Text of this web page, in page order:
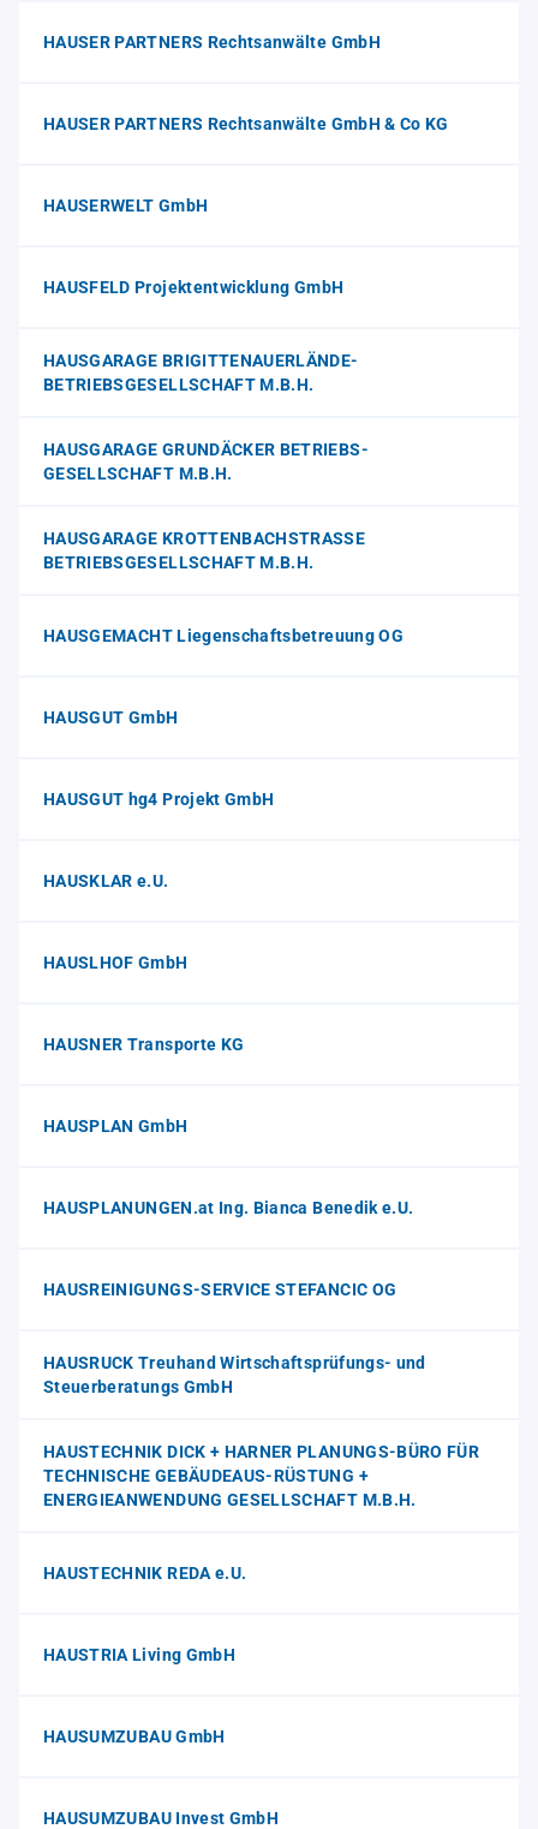
HAUSER PARTNERS Rechtsanwälte GmbH
HAUSER PARTNERS Rechtsanwälte GmbH & Co KG
HAUSERWELT GmbH
HAUSFELD Projektentwicklung GmbH
HAUSGARAGE BRIGITTENAUERLÄNDE-
BETRIEBSGESELLSCHAFT M.B.H.
HAUSGARAGE GRUNDÄCKER BETRIEBS-
GESELLSCHAFT M.B.H.
HAUSGARAGE KROTTENBACHSTRASSE
BETRIEBSGESELLSCHAFT M.B.H.
HAUSGEMACHT Liegenschaftsbetreuung OG
HAUSGUT GmbH
HAUSGUT hg4 Projekt GmbH
HAUSKLAR e.U.
HAUSLHOF GmbH
HAUSNER Transporte KG
HAUSPLAN GmbH
HAUSPLANUNGEN.at Ing. Bianca Benedik e.U.
HAUSREINIGUNGS-SERVICE STEFANCIC OG
HAUSRUCK Treuhand Wirtschaftsprüfungs- und
Steuerberatungs GmbH
HAUSTECHNIK DICK + HARNER PLANUNGS-BÜRO FÜR
TECHNISCHE GEBÄUDEAUS-RÜSTUNG +
ENERGIEANWENDUNG GESELLSCHAFT M.B.H.
HAUSTECHNIK REDA e.U.
HAUSTRIA Living GmbH
HAUSUMZUBAU GmbH
HAUSUMZUBAU Invest GmbH